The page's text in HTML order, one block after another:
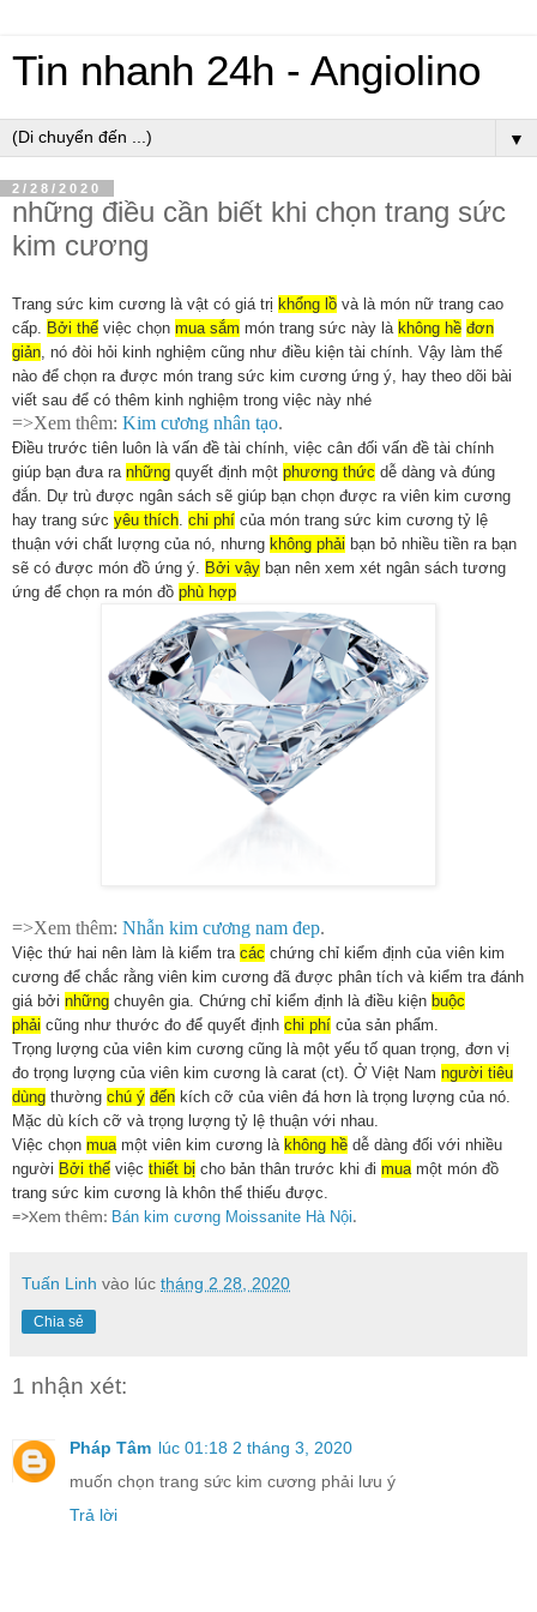
Tin nhanh 24h - Angiolino
▼
2/28/2020
những điều cần biết khi chọn trang sức
kim cương
Trang sức kim cương là vật có giá trị khổng lồ và là món nữ trang cao
cấp.
Bởi thế việc chọn mua sắm món trang sức này là không hề đơn
giản , nó đòi hỏi kinh nghiệm cũng như điều kiện tài chính. Vậy làm thế
nào để chọn ra được món trang sức kim cương ứng ý, hay theo dõi bài
viết sau để có thêm kinh nghiệm trong việc này nhé
=>Xem thêm: Kim cương nhân tạo.
Điều trước tiên luôn là vấn đề tài chính, việc cân đối vấn đề tài chính
giúp bạn đưa ra những quyết định một phương thức dễ dàng và đúng
đắn. Dự trù được ngân sách sẽ giúp bạn chọn được ra viên kim cương
hay trang sức yêu thích chi phí của món trang sức kim cương tỷ lệ
thuận với chất lượng của nó, nhưng không phải bạn bỏ nhiều tiền ra bạn
sẽ có được món đồ ứng ý.
Bởi vậy bạn nên xem xét ngân sách tương
ứng để chọn ra món đồ phù hợp
=>Xem thêm: Nhẫn kim cương nam đep.
Việc thứ hai nên làm là kiểm tra các chứng chỉ kiểm định của viên kim
cương để chắc rằng viên kim cương đã được phân tích và kiểm tra đánh
giá bởi những chuyên gia. Chứng chỉ kiểm định là điều kiện buộc
phải cũng như thước đo để quyết định chi phí của sản phẩm.
Trọng lượng của viên kim cương cũng là một yếu tố quan trọng, đơn vị
đo trọng lượng của viên kim cương là carat (ct). Ở Việt Nam người tiêu
dùng thường chú ý đến kích cỡ của viên đá hơn là trọng lượng của nó.
Mặc dù kích cỡ và trọng lượng tỷ lệ thuận với nhau.
Việc chọn mua một viên kim cương là không hề dễ dàng đối với nhiều
người Bởi thế việc thiết bị cho bản thân trước khi đi mua một món đồ
trang sức kim cương là khôn thể thiếu được.
=>Xem thêm: Bán kim cương Moissanite Hà Nội.
Tuấn Linh vào lúc tháng 2 28, 2020
Chia sẻ
1 nhận xét:
Pháp Tâm lúc 01:18 2 tháng 3, 2020
muốn chọn trang sức kim cương phải lưu ý
Trả lời